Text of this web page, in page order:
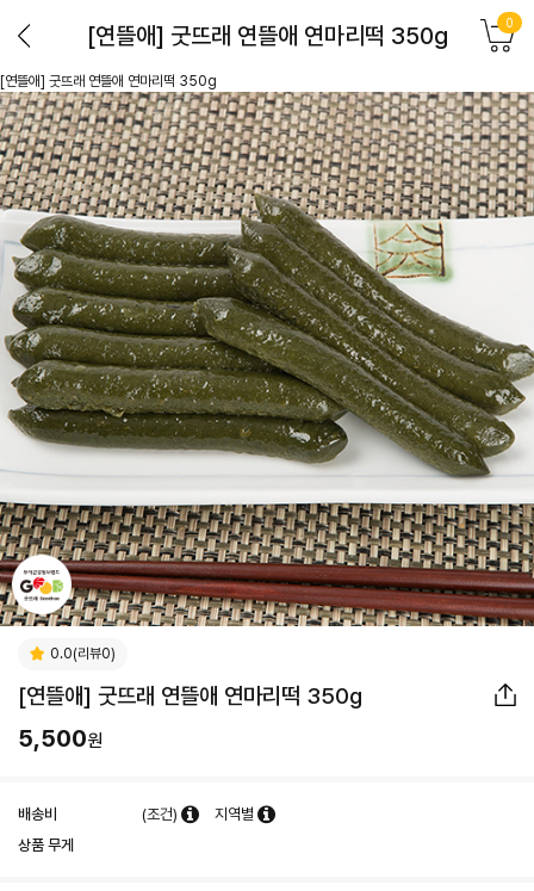
[연뜰애] 굿뜨래 연뜰애 연마리떡 350g 0
[연뜰애] 굿뜨래 연뜰애 연마리떡 350g
0.0(리뷰0)
[연뜰애] 굿뜨래 연뜰애 연마리떡 350g
5,500원
배송비 (조건)
지역별
상품 무게